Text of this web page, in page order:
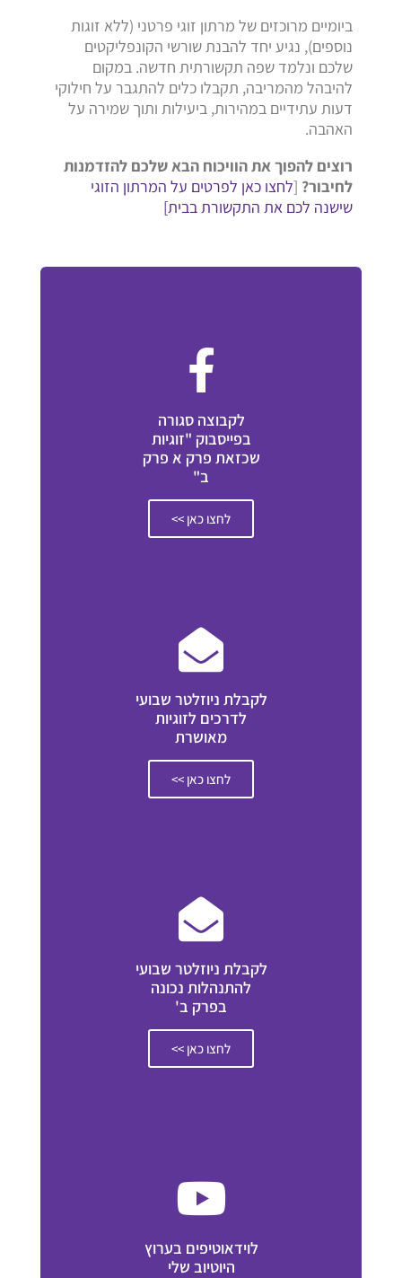
ביומיים מרוכזים של מרתון זוגי פרטני (ללא זוגות
נוספים), נגיע יחד להבנת שורשי הקונפליקטים
שלכם ונלמד שפה תקשורתית חדשה. במקום
להיבהל מהמריבה, תקבלו כלים להתגבר על חילוקי
דעות עתידיים במהירות, ביעילות ותוך שמירה על
האהבה.
רוצים להפוך את הוויכוח הבא שלכם להזדמנות
לחיבור? [לחצו כאן לפרטים על המרתון הזוגי
שישנה לכם את התקשורת בבית]
לקבוצה סגורה
בפייסבוק "זוגיות
שכזאת פרק א פרק
ב"
לחצו כאן >>
לקבלת ניוזלטר שבועי
לדרכים לזוגיות
מאושרת
לחצו כאן >>
לקבלת ניוזלטר שבועי
להתנהלות נכונה
בפרק ב'
לחצו כאן >>
לוידאוטיפים בערוץ
היוטיוב שלי